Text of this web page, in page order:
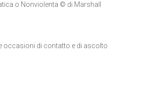
o Nonviolenta © di Marshall
occasioni di contatto e di ascolto